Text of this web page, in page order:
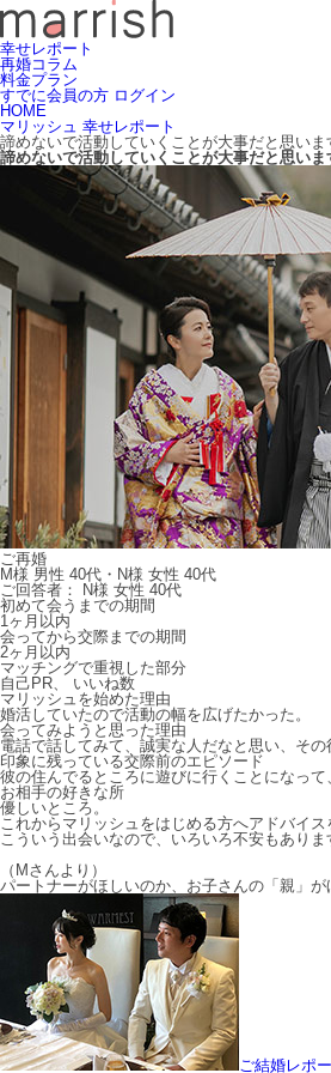
幸せレポート
再婚コラム
料金プラン
すでに会員の方 ログイン
HOME
マリッシュ 幸せレポート
諦めないで活動していくことが大事だと思いま
諦めないで活動していくことが大事だと思いま
ご再婚
M様 男性 40代・N様 女性 40代
ご回答者： N様 女性 40代
初めて会うまでの期間
1ヶ月以内
会ってから交際までの期間
2ヶ月以内
マッチングで重視した部分
自己PR、 いいね数
マリッシュを始めた理由
婚活していたので活動の幅を広げたかった。
会ってみようと思った理由
電話で話してみて、誠実な人だなと思い、そ
印象に残っている交際前のエピソード
彼の住んでるところに遊びに行くことになっ
お相手の好きな所
優しいところ。
これからマリッシュをはじめる方へアドバイス
こういう出会いなので、いろいろ不安もあり
（Mさんより）
パートナーがほしいのか、お子さんの「親」
ご結婚レポ